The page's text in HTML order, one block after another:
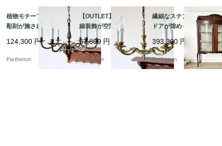
植物モチーフの精密な
彫刻が施された気品溢
れる吊り下げ照明。優
美な曲線を描く真鍮製6
灯シャンデリア【sy44
124,300 円
Parthenon
【OUTLET】優雅な曲
線装飾が空間を華やか
に彩るペンダント照
明。クラシカルな雰囲
気を演出する5灯シャン
デリア【sy447】
67,800 円
Parthenon
繊細なステンドグラス
ドアが煌めく、気品漂
うマホガニーガラスキ
ャビネット【k107】
393,300 円
Parthenon